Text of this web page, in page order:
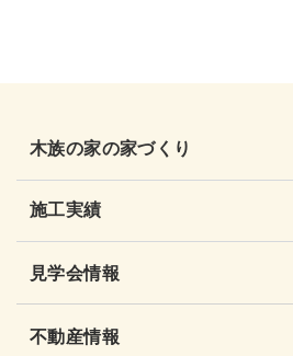
木族の家の家づくり
施工実績
見学会情報
不動産情報